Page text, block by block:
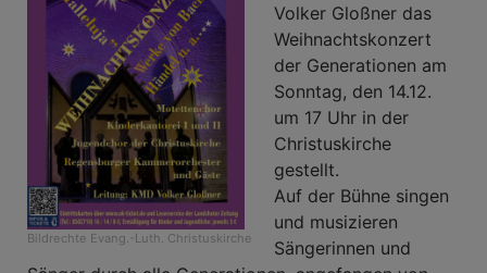
Bildrechte Evang.-Luth. Christuskirche
Volker Gloßner das
Weihnachtskonzert
der Generationen am
Sonntag, den 14.12.
um 17 Uhr in der
Christuskirche
gestellt.
Auf der Bühne singen
und musizieren
Sängerinnen und